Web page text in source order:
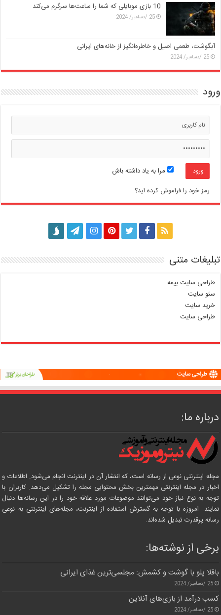
10 بازی موبایلی که شما را ساعت‌ها سرگرم می‌کند
25 /دسامبر/ 2024
آبگوشت، طعمی اصیل و خاطره‌انگیز از خانه‌های ایرانی
25 /دسامبر/ 2024
ورود
مرا به یاد داشته باش
رمز خود را فراموش کرده اید؟
تبلیغات متنی
طراحی سایت بیمه
سئو سایت
خرید سایت
طراحی سایت
درباره ما:
مجله اینترنتی نوعی از رسانه است، که انتشار آن در اینترنت انجام می‌شود. اطلاعات و
اخبار در مجله اینترنتی مهمترین بخش محتوایی مجله را تشکیل می‌دهد. کاربران با
توجه به نوع نیاز خود می‌توانند موضوعات مورد علاقه خود را در این رسانه‌ها دنبال
نمایند. امروزه با توجه به گسترش استفاده از اینترنت، مجله‌های اینترنتی به نوعی
رسانه پرقدرت تبدیل شده‌اند.
برخی از نوشته‌ها:
باقلا پلو با گوشت و کشمش: مجلسی‌ترین غذای ایرانی
25 /دسامبر/ 2024
کسب درآمد از بازی‌های آنلاین
25 /دسامبر/ 2024